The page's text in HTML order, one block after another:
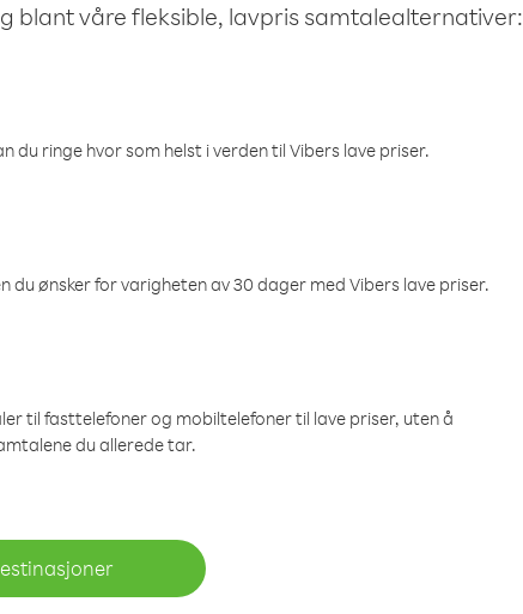
blant våre fleksible, lavpris samtalealternativer:
ringe hvor som helst i verden til Vibers lave priser.
ønsker for varigheten av 30 dager med Vibers lave priser.
til fasttelefoner og mobiltelefoner til lave priser, uten å
du allerede tar.